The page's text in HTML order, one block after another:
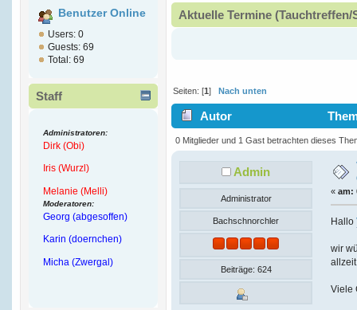
Benutzer Online
Users: 0
Guests: 69
Total: 69
Staff
Administratoren:
Dirk (Obi)
Iris (Wurzl)
Melanie (Melli)
Moderatoren:
Georg (abgesoffen)
Karin (doernchen)
Micha (Zwergal)
Aktuelle Termine
Seiten: [1]Nach unten
Autor
4697 mal)
0 Mitglieder und 1 Gast betrachten dieses
Admin
Administrator
Bachschnorchler
Beiträge: 624
« am:
Hallo
wir
Viele